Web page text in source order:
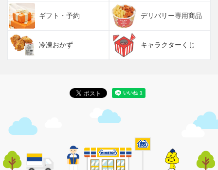
ギフト・予約 デリバリー専用商品
冷凍おかず キャラクターくじ